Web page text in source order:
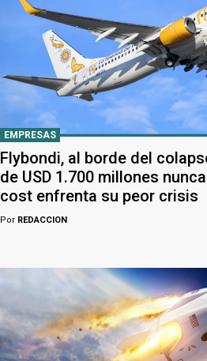
EMPRESAS
Flybondi, al borde del
de USD 1.700 millones
cost enfrenta su peor crisis
Por REDACCION